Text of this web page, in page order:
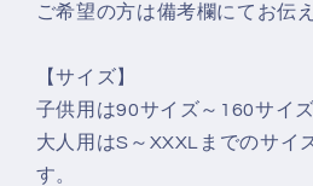
し
T
シ
ャ
し
シ
ャ
ご希望の方は備考欄にてお伝
【サイズ】
子供用は90サイズ～160サイズ
大人用はS～XXXLまでのサイ
す。